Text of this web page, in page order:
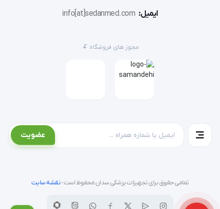
ایمیل: info[at]sedanmed.com
مجوز های فروشگاه
عضویت
تمامی حقوق برای تجهیزات پزشکی سدان محفوظ است -نقشه سایت